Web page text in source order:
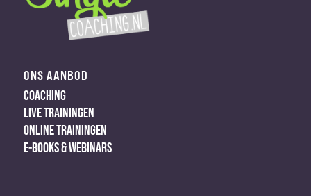
ONS AANBOD
COACHING
LIVE TRAININGEN
ONLINE TRAININGEN
E-BOOKS & WEBINARS